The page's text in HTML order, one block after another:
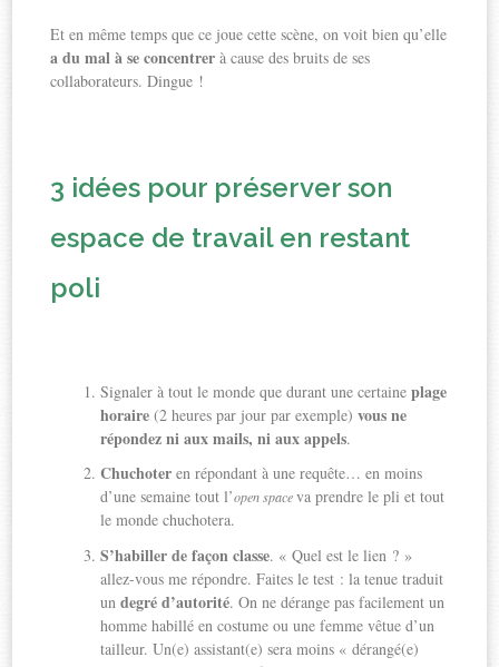
Et en même temps que ce joue cette scène, on voit bien qu’elle
a du mal à se concentrer à cause des bruits de ses
collaborateurs. Dingue !
3 idées pour préserver son
espace de travail en restant
poli
Signaler à tout le monde que durant une certaineplage
horaire (2 heures par jour par exemple)vous ne
répondez ni aux mails, ni aux appels.
Chuchoter en répondant à une requête… en moins
d’une semaine tout l’open spaceva prendre le pli et tout
le monde chuchotera.
S’habiller de façon classe. « Quel est le lien ? »
allez-vous me répondre. Faites le test : la tenue traduit
undegré d’autorité. On ne dérange pas facilement un
homme habillé en costume ou une femme vêtue d’un
tailleur. Un(e) assistant(e) sera moins « dérangé(e)